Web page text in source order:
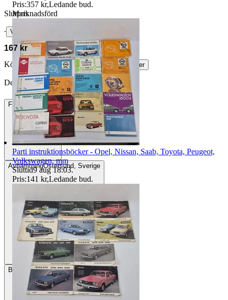
Slutpris
∙ Visa bud
167 kr
Köparskydd är valfritt hos företag.
Läs mer
Decs vann auktionen
Frakt 149 kr DSV
AvhämtningÖstersund, Sverige
BetalningVia Tradera
Pris:357 kr,Ledande bud.
Marknadsförd
Parti instruktionsböcker - Opel, Nissan, Saab, Toyota, Peugeot,
Volkswagen, mm
Sluttid9 aug 18:03.
Pris:141 kr,Ledande bud.